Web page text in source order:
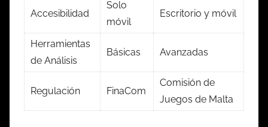
Accesibilidad
Solo
móvil
Escritorio y móvil
Herramientas
de Análisis
Básicas Avanzadas
Regulación FinaCom
Comisión de
Juegos de Malta